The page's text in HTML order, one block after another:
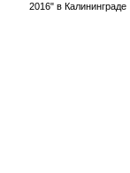
2016" в Калининграде